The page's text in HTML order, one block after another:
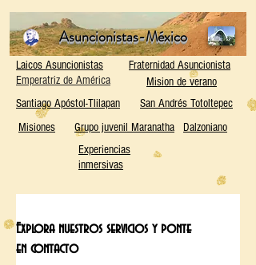
Asuncionistas-México
Laicos Asuncionistas
Fraternidad Asuncionista
Emperatriz de América
Mision de verano
Santiago Apóstol-Tlilapan
San Andrés Totoltepec
Misiones
Grupo juvenil Maranatha
Dalzoniano
Experiencias
inmersivas
Explora nuestros servicios y ponte
en contacto